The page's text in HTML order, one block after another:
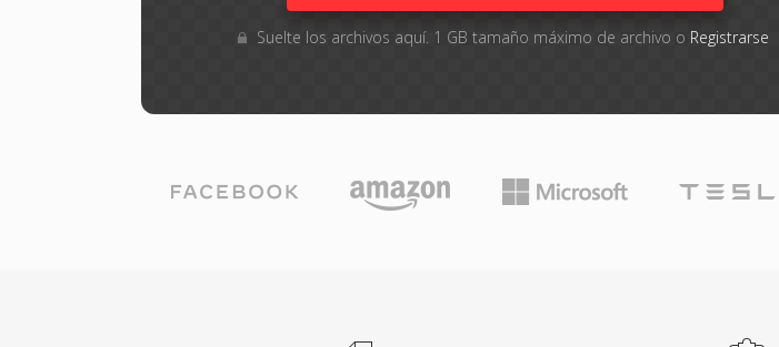
Suelte los archivos aquí. 1 GB tamaño máximo de archivo o Registrarse